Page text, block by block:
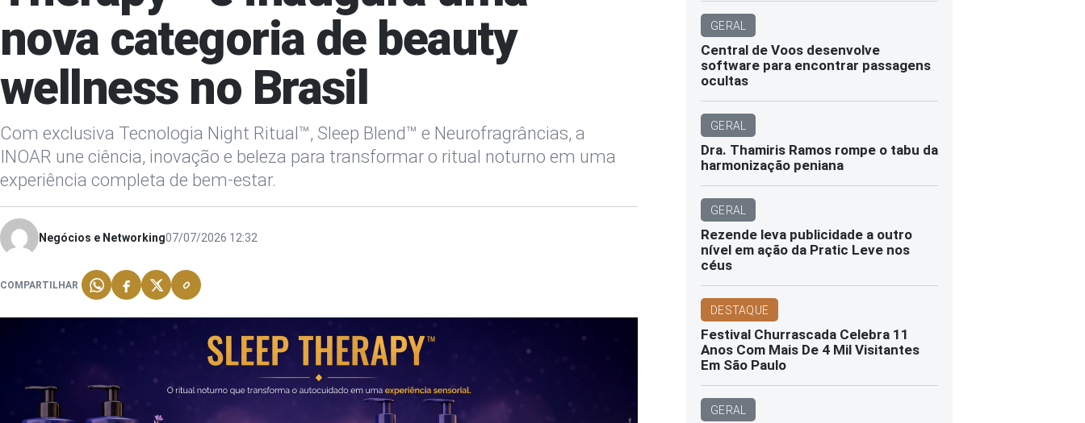
nova categoria de beauty
wellness no Brasil
Com exclusiva Tecnologia Night Ritual™, Sleep Blend™ e Neurofragrâncias, a
INOAR une ciência, inovação e beleza para transformar o ritual noturno em uma
experiência completa de bem-estar.
Negócios e Networking07/07/2026 12:32
COMPARTILHAR
GERAL
Central de Voos desenvolve
software para encontrar passagens
ocultas
GERAL
Dra. Thamiris Ramos rompe o tabu da
harmonização peniana
GERAL
Rezende leva publicidade a outro
nível em ação da Pratic Leve nos
céus
DESTAQUE
Festival Churrascada Celebra 11
Anos Com Mais De 4 Mil Visitantes
Em São Paulo
GERAL